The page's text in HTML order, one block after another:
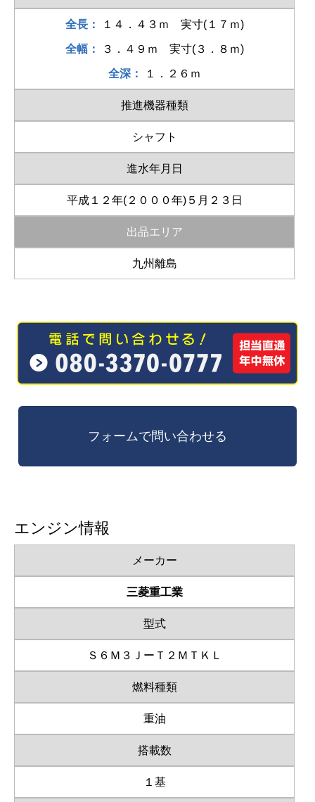
全長： １４．４３ｍ 実寸(１７ｍ)
全幅： ３．４９ｍ 実寸(３．８ｍ)
全深： １．２６ｍ
推進機器種類
シャフト
進水年月日
平成１２年(２０００年)５月２３日
出品エリア
九州離島
エンジン情報
メーカー
三菱重工業
型式
Ｓ６Ｍ３ＪーＴ２ＭＴＫＬ
燃料種類
重油
搭載数
１基